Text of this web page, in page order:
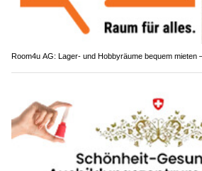
Room4u AG: Lager- und Hobbyräume bequem mieten